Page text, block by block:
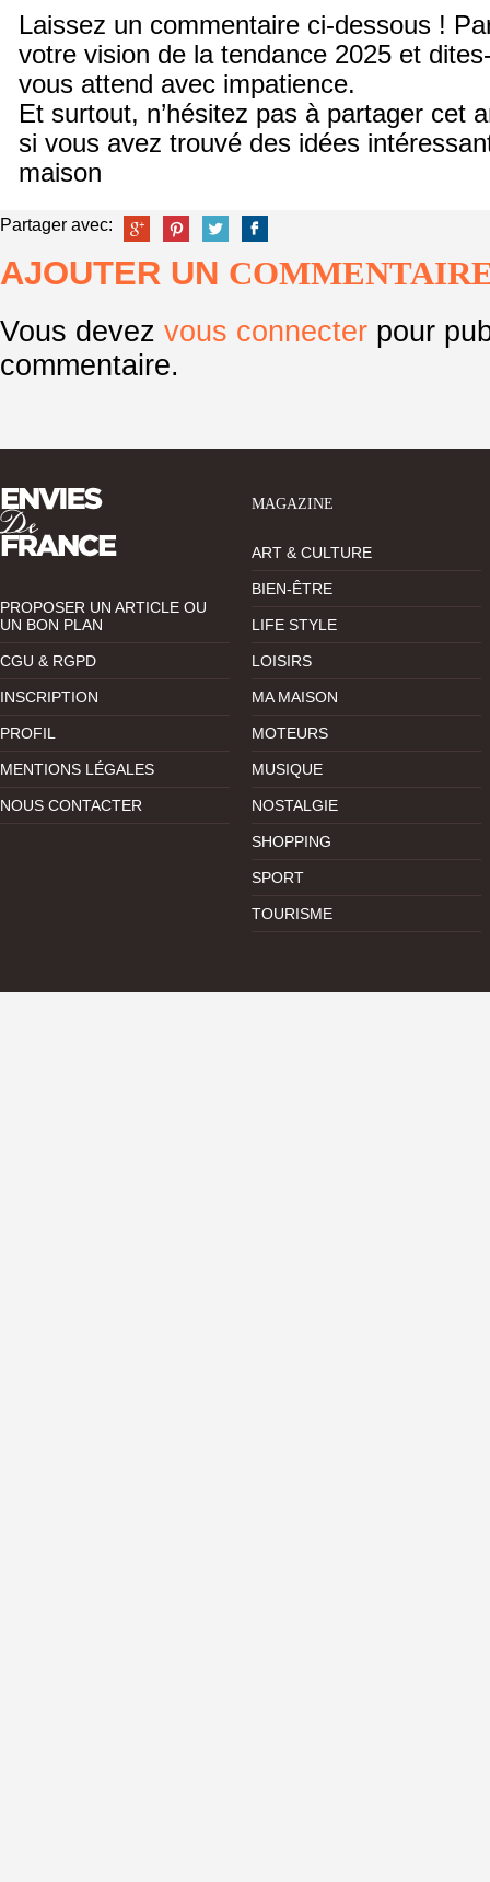
Laissez un commentaire ci-dessous !
votre vision de la tendance 2025 et
vous attend avec impatience.
Et surtout, n’hésitez pas à partager cet
si vous avez trouvé des idées
maison
Partager avec:
AJOUTER UN
Vous devez vous connecter pour
commentaire.
PROPOSER UN ARTICLE OU
UN BON PLAN
CGU & RGPD
INSCRIPTION
PROFIL
MENTIONS LÉGALES
NOUS CONTACTER
MAGAZINE
ART & CULTURE
BIEN-ÊTRE
LIFE STYLE
LOISIRS
MA MAISON
MOTEURS
MUSIQUE
NOSTALGIE
SHOPPING
SPORT
TOURISME